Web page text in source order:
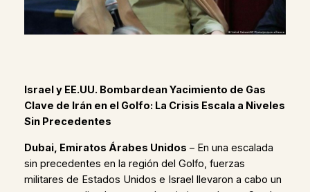
Israel y EE.UU. Bombardean Yacimiento de Gas
Clave de Irán en el Golfo: La Crisis Escala a Niveles
Sin Precedentes
Dubai, Emiratos Árabes Unidos – En una escalada
sin precedentes en la región del Golfo, fuerzas
militares de Estados Unidos e Israel llevaron a cabo un